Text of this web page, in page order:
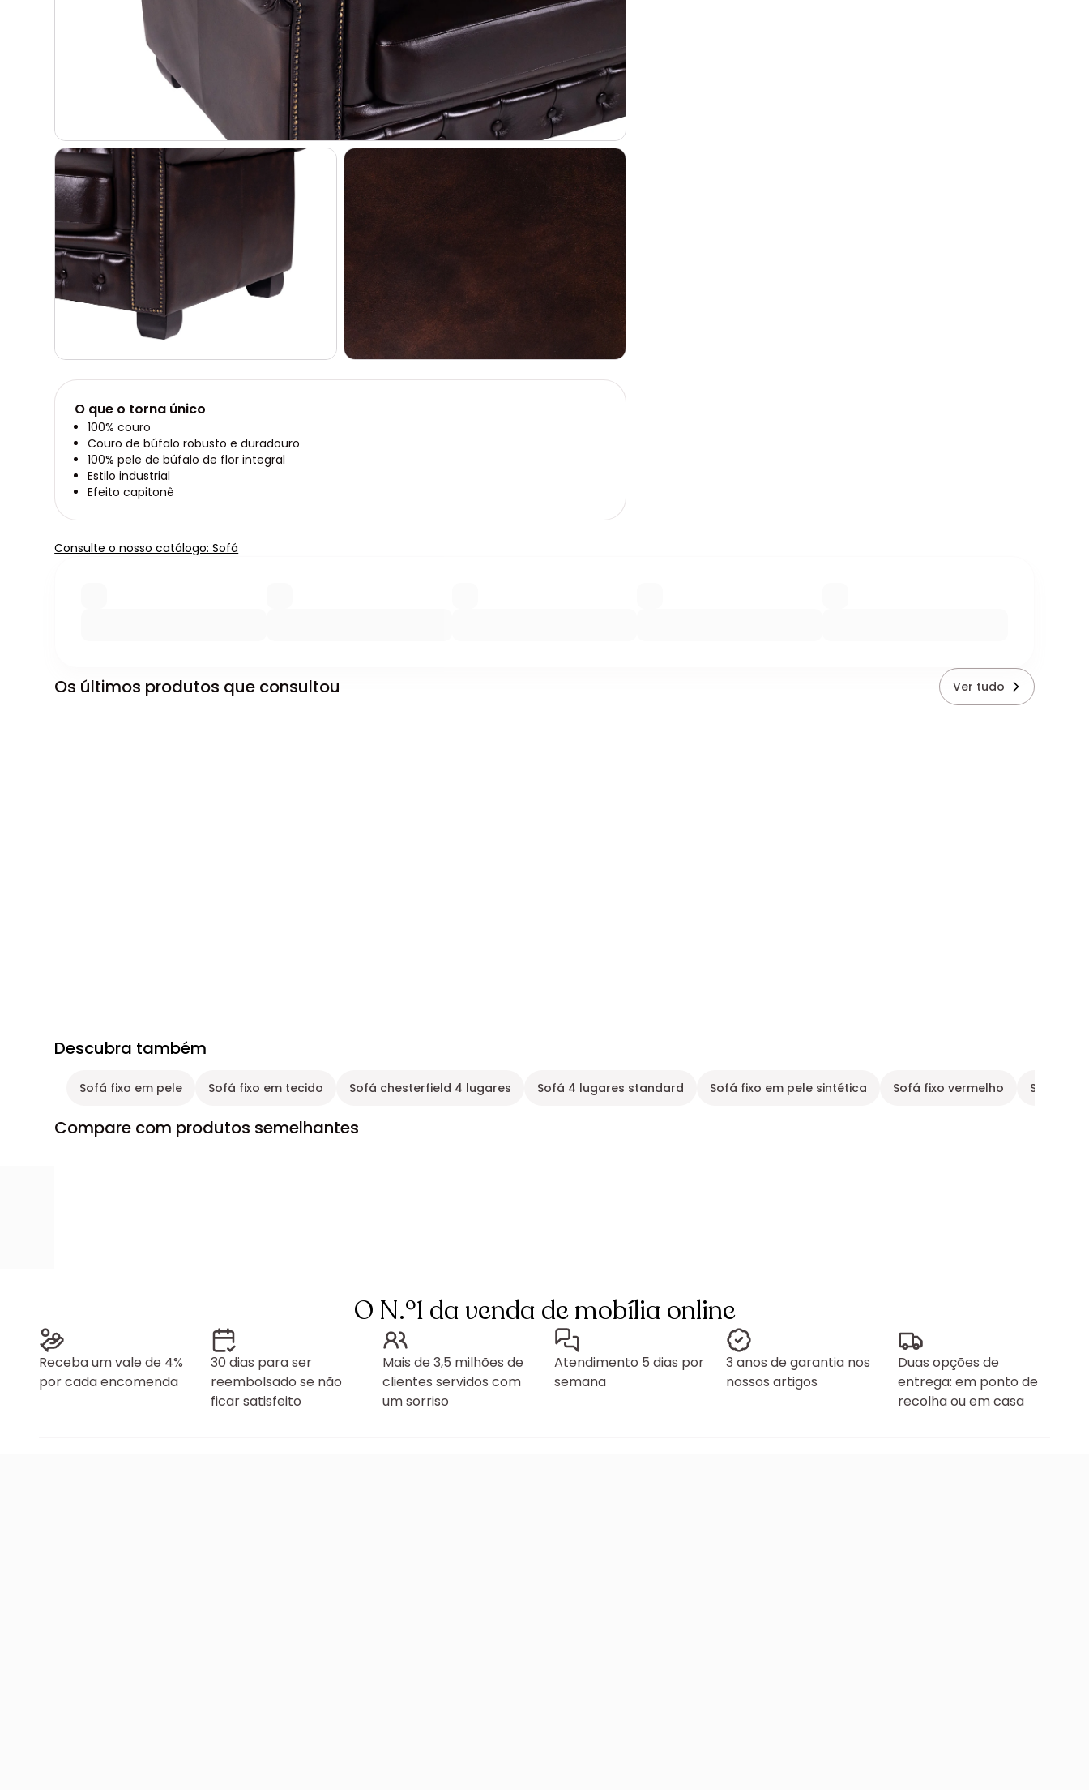
O que o torna único
100% couro
Couro de búfalo robusto e duradouro
100% pele de búfalo de flor integral
Estilo industrial
Efeito capitonê
Consulte o nosso catálogo: Sofá
Os últimos produtos que consultou Ver tudo
Descubra também
Sofá fixo em pele Sofá fixo em tecido Sofá chesterfield 4 lugares Sofá 4 lugares standard Sofá fixo em pele sintética Sofá fixo vermelho Sofá 4
Compare com produtos semelhantes
O N.º1 da venda de mobília online
Receba um vale de 4%
por cada encomenda
30 dias para ser
reembolsado se não
ficar satisfeito
Mais de 3,5 milhões de
clientes servidos com
um sorriso
Atendimento 5 dias por
semana
3 anos de garantia nos
nossos artigos
Duas opções de
entrega: em ponto de
recolha ou em casa